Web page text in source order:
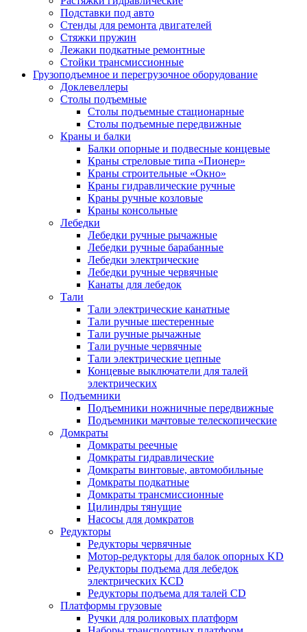
Подставки под авто
Стенды для ремонта двигателей
Стяжки пружин
Лежаки подкатные ремонтные
Стойки трансмиссионные
Грузоподъемное и перегрузочное оборудование
Доклевеллеры
Столы подъемные
Столы подъемные стационарные
Столы подъемные передвижные
Краны и балки
Балки опорные и подвесные концевые
Краны стреловые типа «Пионер»
Краны строительные «Окно»
Краны гидравлические ручные
Краны ручные козловые
Краны консольные
Лебедки
Лебедки ручные рычажные
Лебедки ручные барабанные
Лебедки электрические
Лебедки ручные червячные
Канаты для лебедок
Тали
Тали электрические канатные
Тали ручные шестеренные
Тали ручные рычажные
Тали ручные червячные
Тали электрические цепные
Концевые выключатели для талей
электрических
Подъемники
Подъемники ножничные передвижные
Подъемники мачтовые телескопические
Домкраты
Домкраты реечные
Домкраты гидравлические
Домкраты винтовые, автомобильные
Домкраты подкатные
Домкраты трансмиссионные
Цилиндры тянущие
Насосы для домкратов
Редукторы
Редукторы червячные
Мотор-редукторы для балок опорных KD
Редукторы подъема для лебедок
электрических KCD
Редукторы подъема для талей CD
Платформы грузовые
Ручки для роликовых платформ